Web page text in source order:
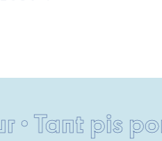
pis pour vos